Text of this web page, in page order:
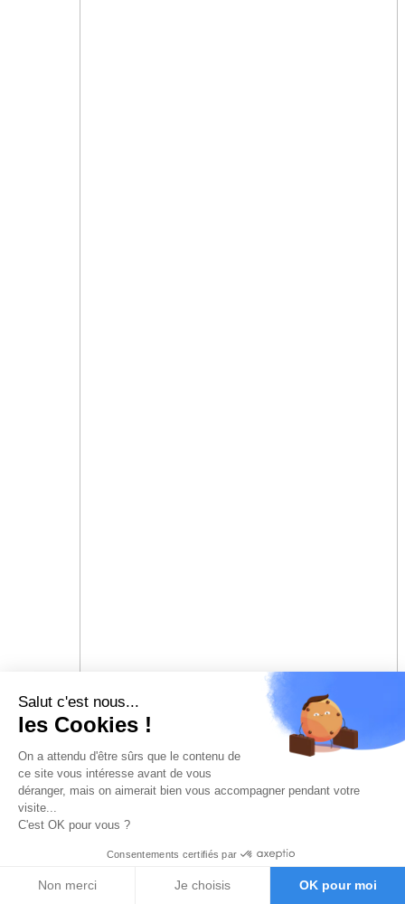
Salut c'est nous...
les Cookies !
On a attendu d'être sûrs que le contenu de
ce site vous intéresse avant de vous
déranger, mais on aimerait bien vous accompagner pendant votre
visite...
C'est OK pour vous ?
Consentements certifiés par
Non merci Je choisis OK pour moi